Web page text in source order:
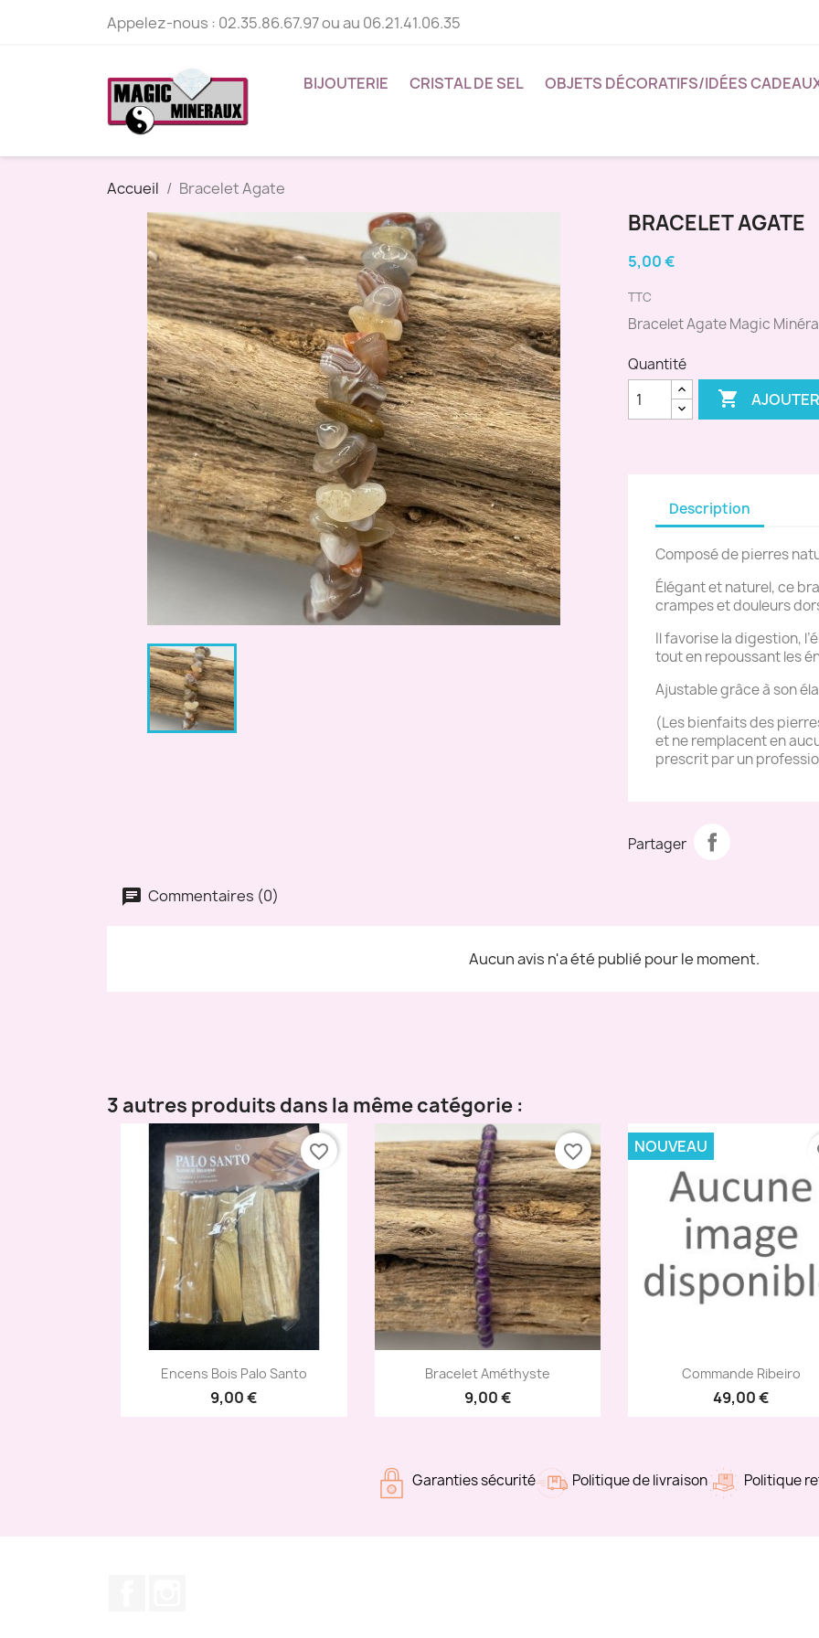
Appelez-nous : 02.35.86.67.97 ou au 06.21.41.06.35
BIJOUTERIE CRISTAL DE SEL OBJETS DÉCORATIFS/IDÉES
Accueil Bracelet Agate
BRACELET AGATE
5,00 €
TTC
Bracelet Agate Magic
Quantité

Description
Composé de pierres
Élégant et naturel, ce
crampes et douleurs
Il favorise la digestion,
tout en repoussant les
Ajustable grâce à son
(Les bienfaits des
et ne remplacent en
prescrit par un
Partager
Commentaires (0)
Aucun avis n'a été publié pour le moment.
3 autres produits dans la même catégorie :
Aperçu rapide
Encens Bois Palo Santo
9,00 €
favorite_border
Aperçu rapide
Bracelet Améthyste
9,00 €
favorite_border
Aperçu rapide
Commande Ribeiro
49,00 €
NOUVEAU
Garanties sécurité Politique de livraison Politique